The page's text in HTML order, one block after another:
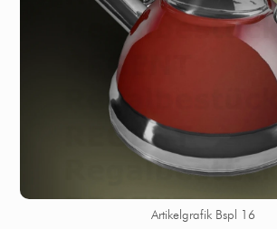
Artikelgrafik Bspl 16